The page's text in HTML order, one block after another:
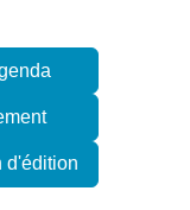
d'édition